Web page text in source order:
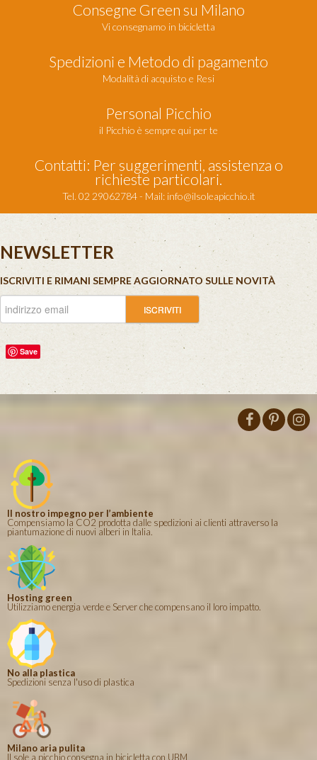
Consegne Green su Milano
Vi consegnamo in bicicletta
Spedizioni e Metodo di pagamento
Modalità di acquisto e Resi
Personal Picchio
il Picchio è sempre qui per te
Contatti: Per suggerimenti, assistenza o
richieste particolari.
Tel. 02 29062784 - Mail: info@ilsoleapicchio.it
NEWSLETTER
ISCRIVITI E RIMANI SEMPRE AGGIORNATO SULLE NOVITÀ
Save
Il nostro impegno per l’ambiente
Compensiamo la CO2 prodotta dalle spedizioni ai clienti attraverso la
piantumazione di nuovi alberi in Italia.
Hosting green
Utilizziamo energia verde e Server che compensano il loro impatto.
No alla plastica
Spedizioni senza l'uso di plastica
Milano aria pulita
Il sole a picchio consegna in bicicletta con UBM